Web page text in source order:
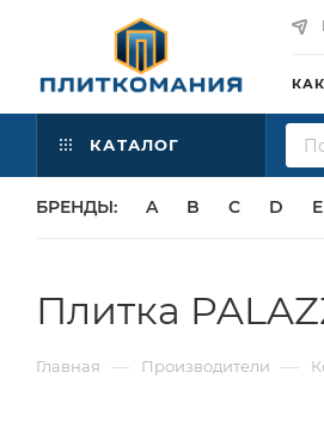
КАТАЛОГ
БРЕНДЫ: A B C D E
Плитка
Главная — Производители —